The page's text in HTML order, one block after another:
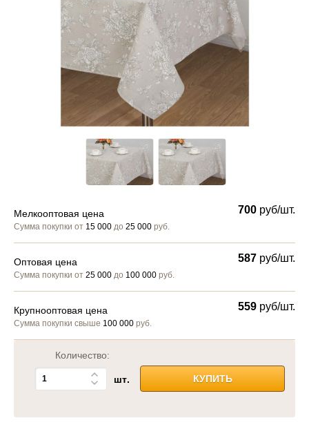
Мелкооптовая цена
Сумма покупки от 15 000 до 25 000 руб.
700 руб/шт.
Оптовая цена
Сумма покупки от 25 000 до 100 000 руб.
587 руб/шт.
Крупнооптовая цена
Сумма покупки свыше 100 000 руб.
559 руб/шт.
Количество:
шт. КУПИТЬ